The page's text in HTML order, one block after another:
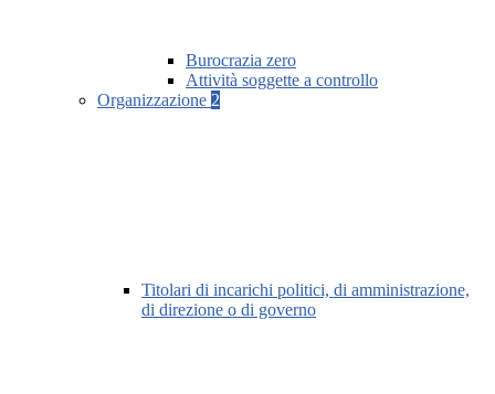
Burocrazia zero
Attività soggette a controllo
Organizzazione 2
Titolari di incarichi politici, di amministrazione,
di direzione o di governo